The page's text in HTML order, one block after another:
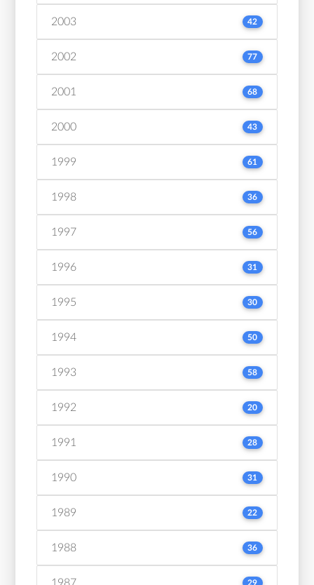
2003 42
2002 77
2001 68
2000 43
1999 61
1998 36
1997 56
1996 31
1995 30
1994 50
1993 58
1992 20
1991 28
1990 31
1989 22
1988 36
1987 29